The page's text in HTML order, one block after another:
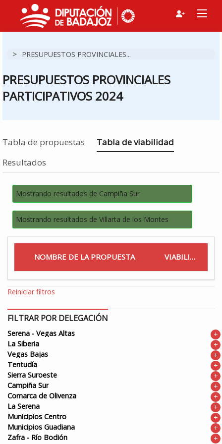
> PRESUPUESTOS PROVINCIALES...
PRESUPUESTOS PROVINCIALES
PARTICIPATIVOS 2024
Tabla de propuestas Estás en
Tabla de viabilidad
Resultados
Mostrando resultados de Campiña Sur
Mostrando resultados de Villarta de los Montes
NOMBRE DE LA PROPUESTA VIABILIDAD
Reiniciar filtros
FILTRAR POR DELEGACIÓN